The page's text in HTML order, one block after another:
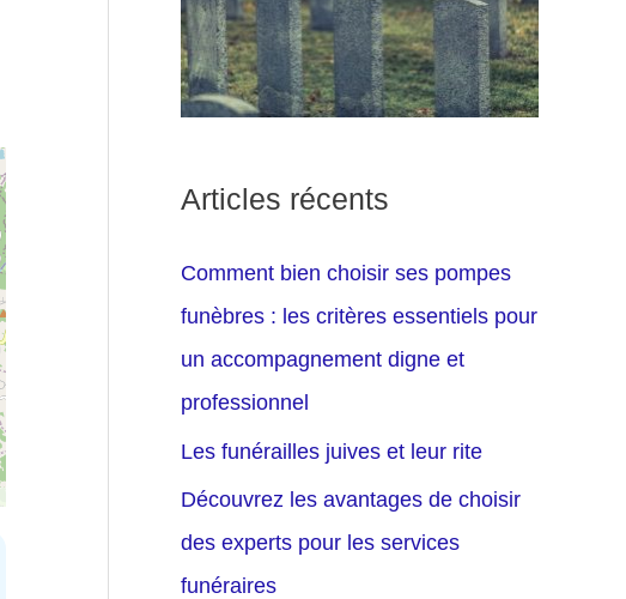
Articles récents
Comment bien choisir ses pompes
funèbres : les critères essentiels pour
un accompagnement digne et
professionnel
Les funérailles juives et leur rite
Découvrez les avantages de choisir
des experts pour les services
funéraires